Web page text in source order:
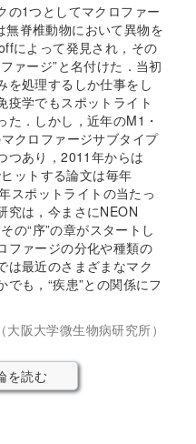
の1つとしてマクロファー
脊椎動物において異物を
によって発見され，その
ァージ”と名付けた．当初
を処理するしか仕事をし
疫学でもスポットライト
た．しかし，近年のM1・
クロファージサブタイプ
つあり，2011年からは
ットする論文は毎年
スポットライトの当たっ
究は，今まさにNEON
の“序”の章がスタートし
ファージの分化や種類の
は最近のさまざまなマク
も，“疾患”との関係にフ
阪大学微生物病研究所）
を読む